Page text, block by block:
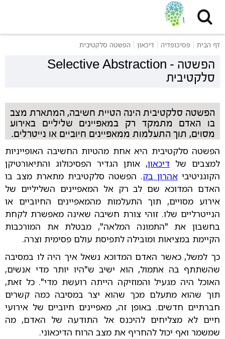
דף הבית פסיכופדיה דיכאון הפשטה סלקטיבית
Selective Abstraction - הפשטה
סלקטיבית
הפשטה סלקטיבית הינה הטיית חשיבה, המתארת מצב
בו האדם מתמקד רק במאפיינים שליליים באירוע
מסוים, תוך התעלמות ממאפיינים חיוביים או נייטרלים.
הפשטה סלקטיבית היא אחת מהטיות החשיבה האופייניות
למצבים של דיכאון, אותן הגדיר הפסיכולוג והתיאורטיקן
הקוגניטיבי אהרון בק. הפשטה סלקטיבית מתארת מצב בו
האדם המדוכא שם לב רק אל המאפיינים השליליים של
אירוע מסויים, תוך התעלמות מהמאפיינים החיוביים או
הנייטרליים שלו. זוהי צורת חשיבה שאינה מאפשרת לקחת
בחשבון את "התמונה המלאה", מבטלת את המורכבות
הקיימת במציאות ומובילה לתפיסת עולם פסימית וצרה.
כך למשל, כאשר האדם המדוכא נשאל איך היה לו במסיבה
שהשתתף בה אתמול, הוא ישיב ש"היו יותר מדי אנשים,
האוכל היה מגעיל והמוזיקה הייתה רועשת מדי". כל זאת,
תוך שהוא מתעלם מכך שהוא יצר במסיבה כמה קשרים
חברתיים חדשים. באופן זה, מאפיינים חיוביים של אירועי
חיים לא מצליחים להיכנס אל התודעה של האדם, מה
שמשמר ואף יכול להחריף את מצב הרוח הדיכאוני.